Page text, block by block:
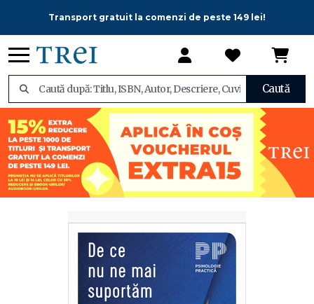
Transport gratuit la comenzi de peste 149 lei!
Caută